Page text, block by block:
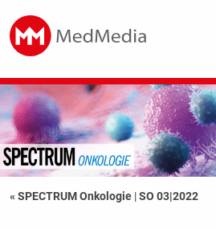
« SPECTRUM Onkologie |SO 03|2022